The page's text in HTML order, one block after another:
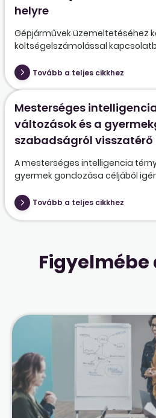
helyre
Gépjárművek üzemeltetéséhez
költségelszámolással
Tovább a teljes cikkhez
Mesterséges
változások és a
szabadságról visszatérő
A mesterséges intelligencia
gyermek gondozása céljából
Tovább a teljes cikkhez